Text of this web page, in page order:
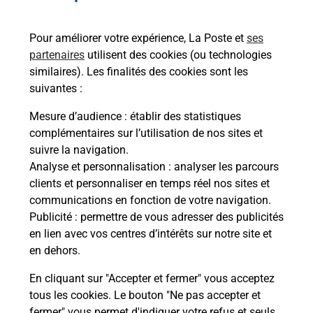
Pour améliorer votre expérience, La Poste et ses
partenaires utilisent des cookies (ou technologies
similaires). Les finalités des cookies sont les
suivantes :
Mesure d’audience : établir des statistiques
complémentaires sur l’utilisation de nos sites et
suivre la navigation.
Analyse et personnalisation : analyser les parcours
clients et personnaliser en temps réel nos sites et
communications en fonction de votre navigation.
Publicité : permettre de vous adresser des publicités
en lien avec vos centres d’intérêts sur notre site et
en dehors.
En cliquant sur "Accepter et fermer" vous acceptez
tous les cookies. Le bouton "Ne pas accepter et
En savoir plus
Malin !
La Poste
en ligne
Ouvert 24h/24
En savoir plus